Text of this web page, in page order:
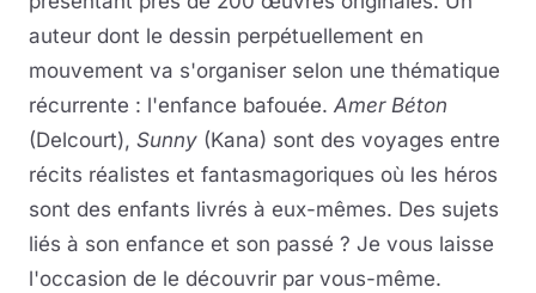
auteur dont le dessin perpétuellement en
mouvement va s'organiser selon une thématique
récurrente : l'enfance bafouée. Amer Béton
(Delcourt), Sunny (Kana) sont des voyages entre
récits réalistes et fantasmagoriques où les héros
sont des enfants livrés à eux-mêmes. Des sujets
liés à son enfance et son passé ? Je vous laisse
l'occasion de le découvrir par vous-même.